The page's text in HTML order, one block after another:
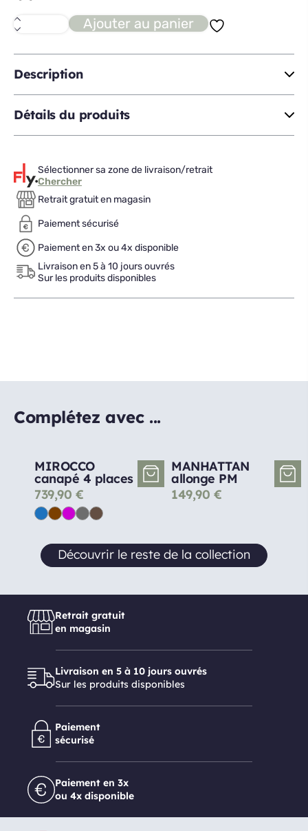
quantité
de
tabouret
bouclette
Ajouter au panier
Description
Détails du produits
Sélectionner sa zone de livraison/retrait
Chercher
Retrait gratuit en magasin
Paiement sécurisé
Paiement en 3x ou 4x disponible
Livraison en 5 à 10 jours ouvrés
Sur les produits disponibles
Complétez avec ...
MIROCCO
canapé 4 places
739,90 €
MANHATTAN
allonge PM
149,90 €
Découvrir le reste de la collection
Retrait gratuit
en magasin
Livraison en 5 à 10 jours ouvrés
Sur les produits disponibles
Paiement
sécurisé
Paiement en 3x
ou 4x disponible